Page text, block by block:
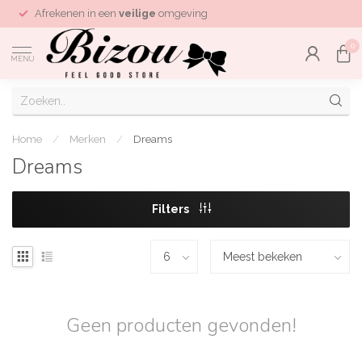
Afrekenen in een veilige omgeving
MENU
0
Home / Merken / Dreams
Dreams
Filters
Geen producten gevonden!